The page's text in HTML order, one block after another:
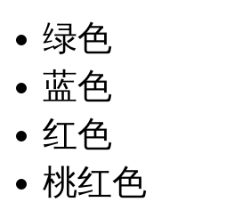
绿色
蓝色
红色
桃红色